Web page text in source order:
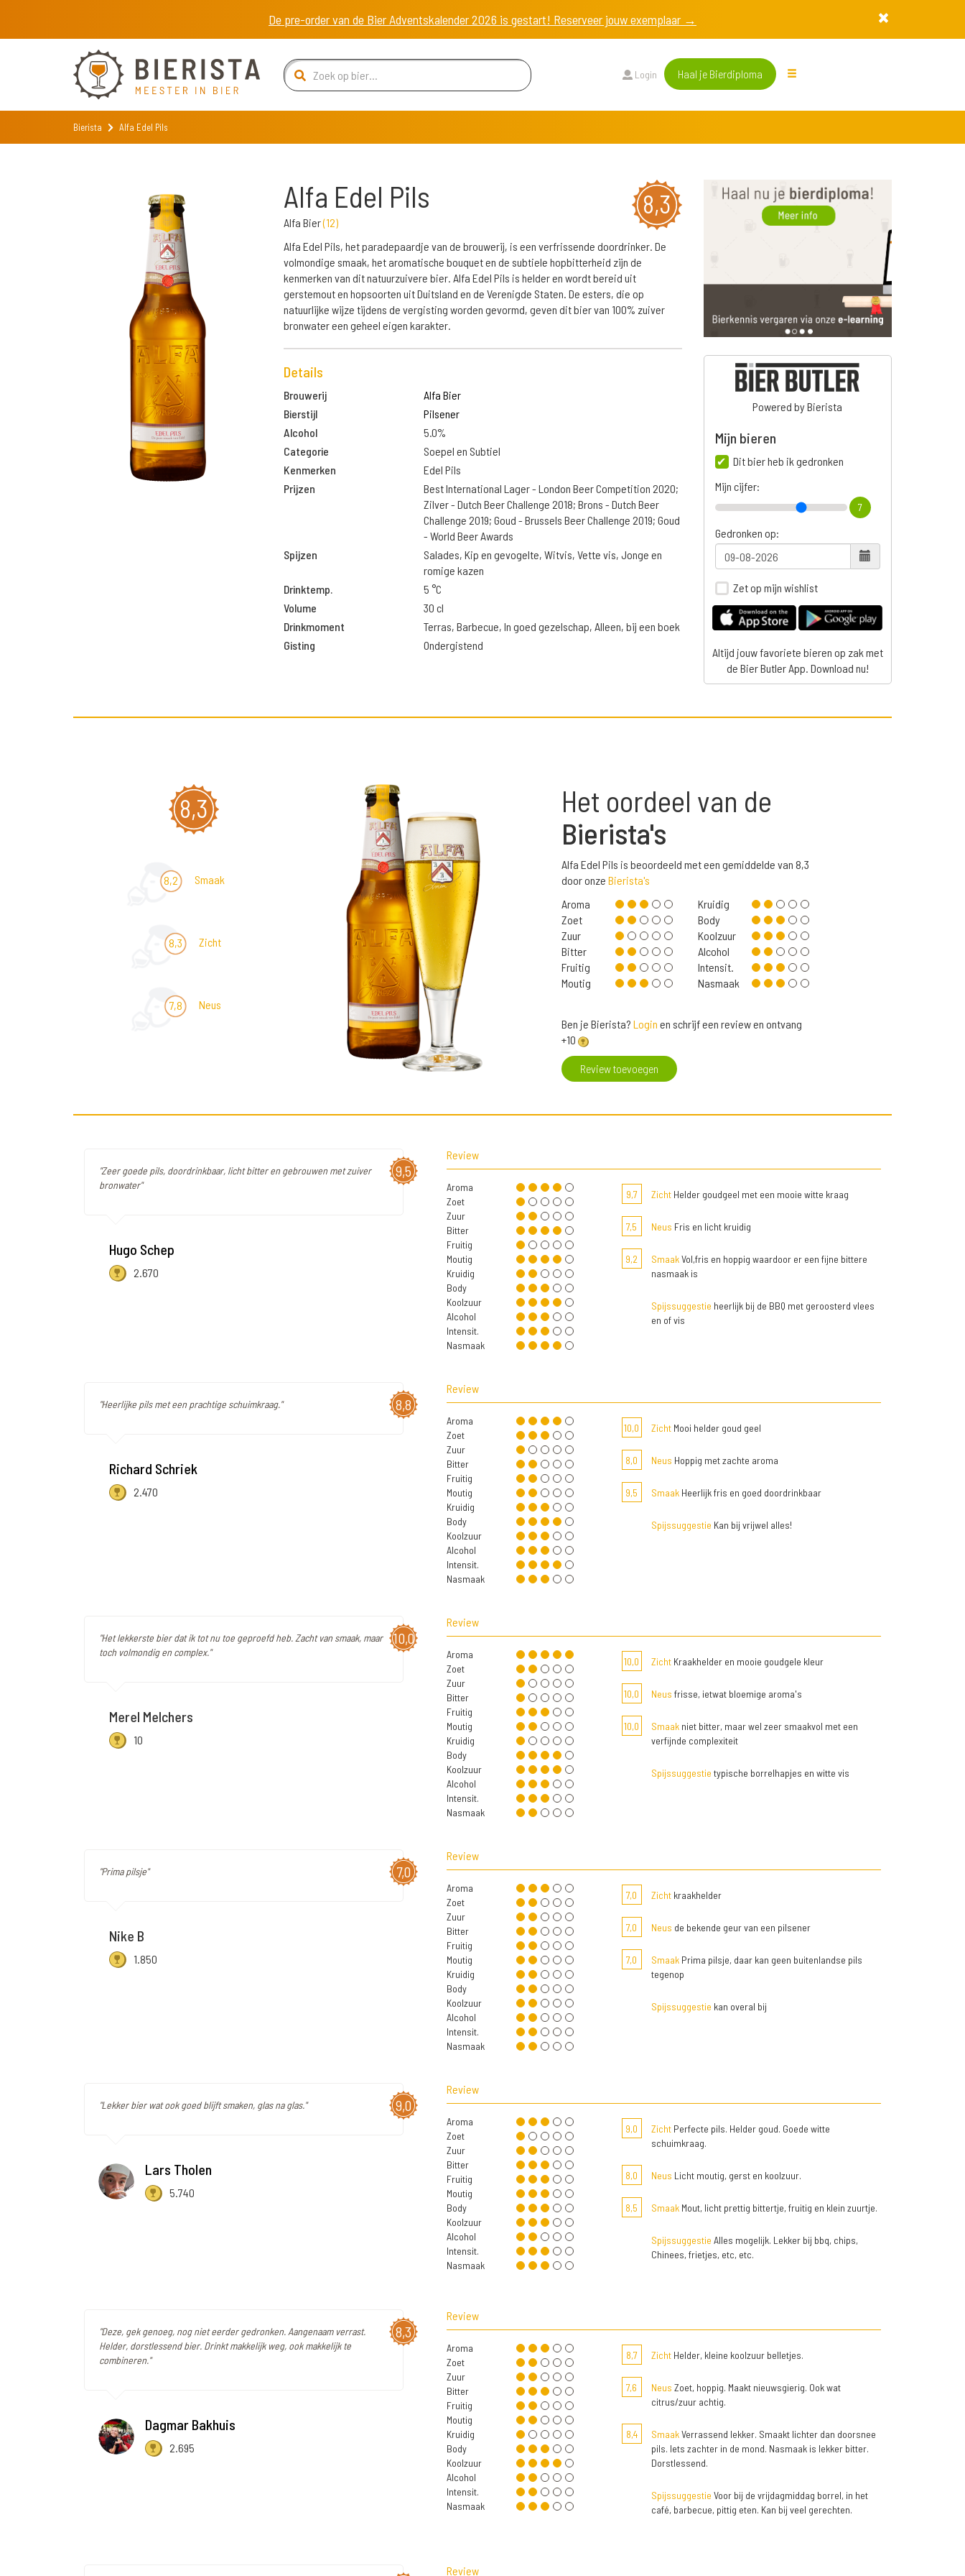
De pre-order van de Bier Adventskalender 2026 is gestart! Reserveer jouw exemplaar →
Login Haal je Bierdiploma
Bierista Alfa Edel Pils
8,3
Alfa Edel Pils
Alfa Bier(12)
Alfa Edel Pils, het paradepaardje van de brouwerij, is een verfrissende doordrinker. De
volmondige smaak, het aromatische bouquet en de subtiele hopbitterheid zijn de
kenmerken van dit natuurzuivere bier. Alfa Edel Pils is helder en wordt bereid uit
gerstemout en hopsoorten uit Duitsland en de Verenigde Staten. De esters, die op
natuurlijke wijze tijdens de vergisting worden gevormd, geven dit bier van 100% zuiver
bronwater een geheel eigen karakter.
Details
Brouwerij
Alfa Bier
Bierstijl
Pilsener
Alcohol
5.0%
Categorie
Soepel en Subtiel
Kenmerken
Edel Pils
Prijzen
Best International Lager - London Beer Competition 2020;
Zilver - Dutch Beer Challenge 2018; Brons - Dutch Beer
Challenge 2019; Goud - Brussels Beer Challenge 2019; Goud
- World Beer Awards
Spijzen
Salades, Kip en gevogelte, Witvis, Vette vis, Jonge en
romige kazen
Drinktemp.
5 °C
Volume
30 cl
Drinkmoment
Terras, Barbecue, In goed gezelschap, Alleen, bij een boek
Gisting
Ondergistend
Powered by Bierista
Mijn bieren
Dit bier heb ik gedronken
Mijn cijfer:
7
Gedronken op:
Zet op mijn wishlist
Altijd jouw favoriete bieren op zak met
de Bier Butler App. Download nu!
8,3
8,2 Smaak
8,3 Zicht
7,8 Neus
Het oordeel van de
Bierista's
Alfa Edel Pils is beoordeeld met een gemiddelde van 8,3
door onze Bierista's
Aroma
Zoet
Zuur
Bitter
Fruitig
Moutig
Kruidig
Body
Koolzuur
Alcohol
Intensit.
Nasmaak
Ben je Bierista? Login en schrijf een review en ontvang
+10
Review toevoegen
9,5
"Zeer goede pils, doordrinkbaar, licht bitter en gebrouwen met zuiver
bronwater"
Hugo Schep
2.670
Review
Aroma
Zoet
Zuur
Bitter
Fruitig
Moutig
Kruidig
Body
Koolzuur
Alcohol
Intensit.
Nasmaak
9,7 ZichtHelder goudgeel met een mooie witte kraag
7,5 Neus Fris en licht kruidig
9,2 SmaakVol,fris en hoppig waardoor er een fijne bittere
nasmaak is
Spijssuggestie heerlijk bij de BBQ met geroosterd vlees
en of vis
8,8
"Heerlijke pils met een prachtige schuimkraag."
Richard Schriek
2.470
Review
Aroma
Zoet
Zuur
Bitter
Fruitig
Moutig
Kruidig
Body
Koolzuur
Alcohol
Intensit.
Nasmaak
10,0 ZichtMooi helder goud geel
8,0 Neus Hoppig met zachte aroma
9,5 SmaakHeerlijk fris en goed doordrinkbaar
Spijssuggestie Kan bij vrijwel alles!
10,0
"Het lekkerste bier dat ik tot nu toe geproefd heb. Zacht van smaak, maar
toch volmondig en complex."
Merel Melchers
10
Review
Aroma
Zoet
Zuur
Bitter
Fruitig
Moutig
Kruidig
Body
Koolzuur
Alcohol
Intensit.
Nasmaak
10,0 ZichtKraakhelder en mooie goudgele kleur
10,0 Neus frisse, ietwat bloemige aroma's
10,0 Smaakniet bitter, maar wel zeer smaakvol met een
verfijnde complexiteit
Spijssuggestie typische borrelhapjes en witte vis
7,0
"Prima pilsje"
Nike B
1.850
Review
Aroma
Zoet
Zuur
Bitter
Fruitig
Moutig
Kruidig
Body
Koolzuur
Alcohol
Intensit.
Nasmaak
7,0 Zichtkraakhelder
7,0 Neus de bekende geur van een pilsener
7,0 SmaakPrima pilsje, daar kan geen buitenlandse pils
tegenop
Spijssuggestie kan overal bij
9,0
"Lekker bier wat ook goed blijft smaken, glas na glas."
Lars Tholen
5.740
Review
Aroma
Zoet
Zuur
Bitter
Fruitig
Moutig
Body
Koolzuur
Alcohol
Intensit.
Nasmaak
9,0 ZichtPerfecte pils. Helder goud. Goede witte
schuimkraag.
8,0 Neus Licht moutig, gerst en koolzuur.
8,5 SmaakMout, licht prettig bittertje, fruitig en klein zuurtje.
Spijssuggestie Alles mogelijk. Lekker bij bbq, chips,
Chinees, frietjes, etc, etc.
8,3
"Deze, gek genoeg, nog niet eerder gedronken. Aangenaam verrast.
Helder, dorstlessend bier. Drinkt makkelijk weg, ook makkelijk te
combineren."
Dagmar Bakhuis
2.695
Review
Aroma
Zoet
Zuur
Bitter
Fruitig
Moutig
Kruidig
Body
Koolzuur
Alcohol
Intensit.
Nasmaak
8,7 ZichtHelder, kleine koolzuur belletjes.
7,6 Neus Zoet, hoppig. Maakt nieuwsgierig. Ook wat
citrus/zuur achtig.
8,4 SmaakVerrassend lekker. Smaakt lichter dan doorsnee
pils. Iets zachter in de mond. Nasmaak is lekker bitter.
Dorstlessend.
Spijssuggestie Voor bij de vrijdagmiddag borrel, in het
café, barbecue, pittig eten. Kan bij veel gerechten.
Review